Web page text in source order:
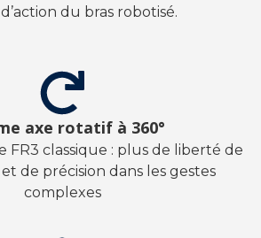
du bras robotisé.
axe rotatif à 360°
FR3 classique : plus de liberté de
de précision dans les gestes
complexes